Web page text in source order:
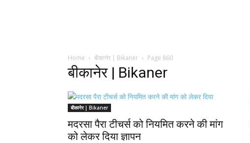
Home बीकानेर | Bikaner Page 860
बीकानेर | Bikaner
बीकानेर | Bikaner
मदरसा पैरा टीचर्स को नियमित करने की मांग
को लेकर दिया ज्ञापन